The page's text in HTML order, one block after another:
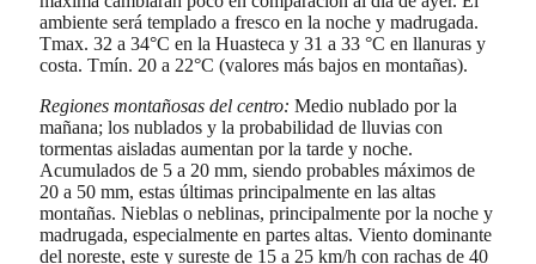
ambiente será templado a fresco en la noche y madrugada.
Tmax. 32 a 34°C en la Huasteca y 31 a 33 °C en llanuras y
costa. Tmín. 20 a 22°C (valores más bajos en montañas).
Regiones montañosas del centro: Medio nublado por la
mañana; los nublados y la probabilidad de lluvias con
tormentas aisladas aumentan por la tarde y noche.
Acumulados de 5 a 20 mm, siendo probables máximos de
20 a 50 mm, estas últimas principalmente en las altas
montañas. Nieblas o neblinas, principalmente por la noche y
madrugada, especialmente en partes altas. Viento dominante
del noreste, este y sureste de 15 a 25 km/h con rachas de 40